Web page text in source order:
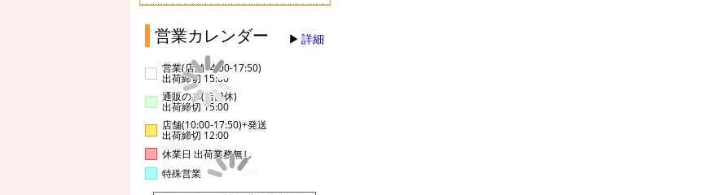
営業カレンダー 詳細
営業(店舗14:00-17:50)
出荷締切 15:00
通販のみ(店舗休)
出荷締切 15:00
店舗(10:00-17:50)+発送
出荷締切 12:00
休業日 出荷業務無し
特殊営業